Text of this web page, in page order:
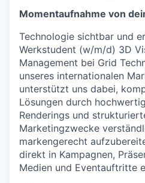
Momentaufnahme von
Technologie sichtbar und
Werkstudent (w/m/d) 3D
Management bei Grid
unseres internationalen
unterstützt uns dabei,
Lösungen durch
Renderings und
Marketingzwecke
markengerecht
direkt in Kampagnen,
Medien und Eventauftritte